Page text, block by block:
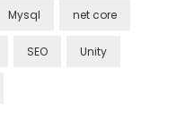
Mysql net core
SEO Unity